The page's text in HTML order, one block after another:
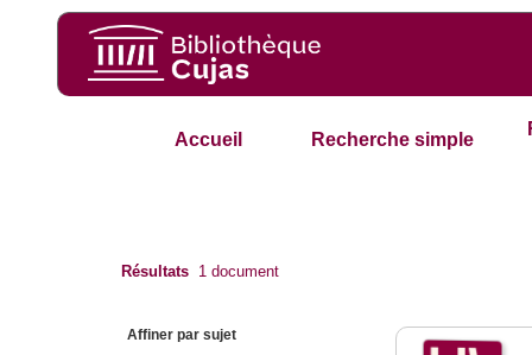
Accueil Recherche simple
Résultats 1 document
Affiner par sujet